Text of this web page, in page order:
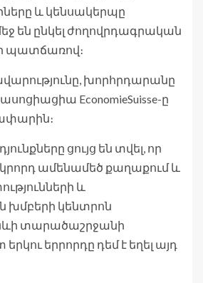
և կենսակերպը
են ընկել ժողովրդագրական
պատճառով։
խորհրդարանը
EconomieSuisse-ը
ցույց են տվել, որ
ամենամեծ քաղաքում և
և
կենտրոն
տարածաշրջանի
երրորդը դեմ է եղել այդ